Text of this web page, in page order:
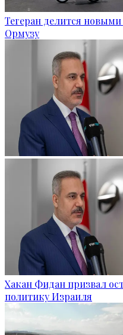
Тегеран делится
Ормузу
Хакан Фидан призвал
политику Израиля